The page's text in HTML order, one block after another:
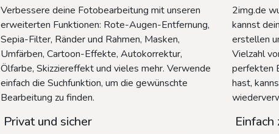
Verbessere deine Fotobearbeitung mit unseren
erweiterten Funktionen: Rote-Augen-Entfernung,
Sepia-Filter, Ränder und Rahmen, Masken,
Umfärben, Cartoon-Effekte, Autokorrektur,
Ölfarbe, Skizziereffekt und vieles mehr. Verwende
einfach die Suchfunktion, um die gewünschte
Bearbeitung zu finden.
2img.de
kannst
erstellen
Vielzahl
perfekten
hast,
Privat und sicher Einfach